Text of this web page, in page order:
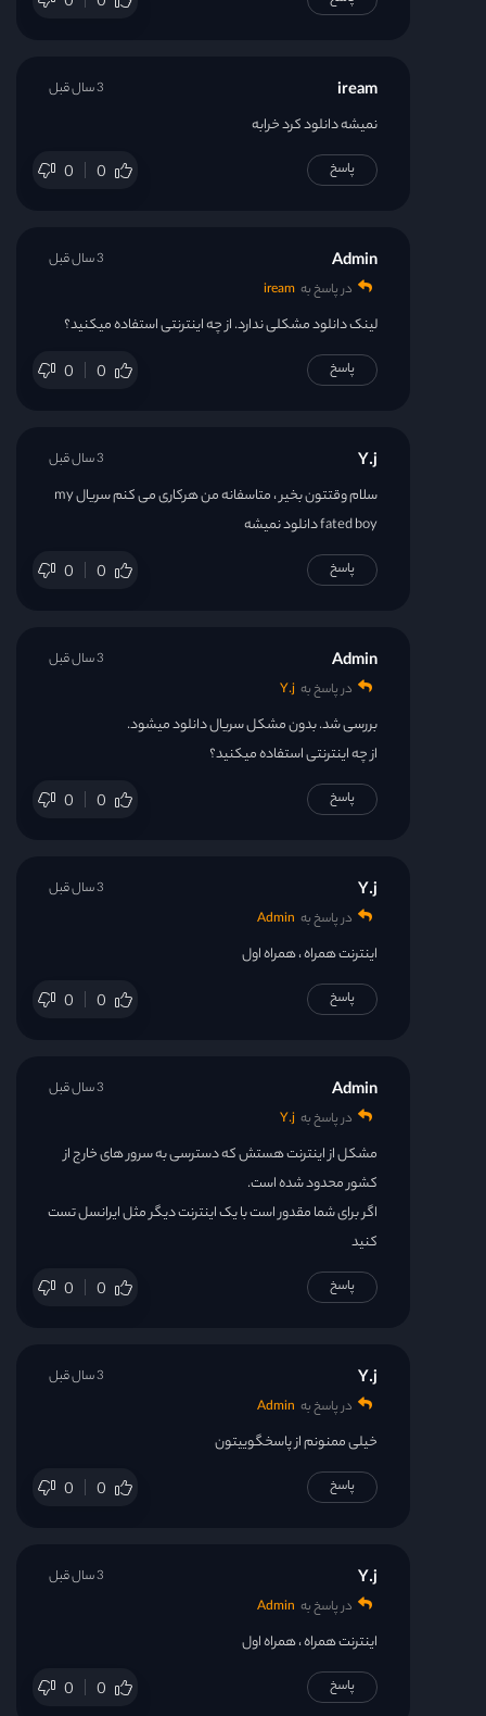
iream
نمیشه دانلود کرد خرابه
0 0
3 سال قبل
پاسخ
Admin
در پاسخ به iream
لینک دانلود مشکلی ندارد. از چه اینترنتی استفاده میکنید؟
0 0
3 سال قبل
پاسخ
Y.j
سلام وقتتون بخیر ، متاسفانه من هرکاری می کنم سریال my
fated boy دانلود نمیشه
0 0
3 سال قبل
پاسخ
Admin
در پاسخ به Y.j
بررسی شد. بدون مشکل سریال دانلود میشود.
از چه اینترنتی استفاده میکنید؟
0 0
3 سال قبل
پاسخ
Y.j
در پاسخ به Admin
اینترنت همراه ، همراه اول
0 0
3 سال قبل
پاسخ
Admin
در پاسخ به Y.j
مشکل از اینترنت هستش که دسترسی به سرور های خارج از
کشور محدود شده است.
اگر برای شما مقدور است با یک اینترنت دیگر مثل ایرانسل تست
کنید
0 0
3 سال قبل
پاسخ
Y.j
در پاسخ به Admin
خیلی ممنونم از پاسخگوییتون
0 0
3 سال قبل
پاسخ
Y.j
در پاسخ به Admin
اینترنت همراه ، همراه اول
0 0
3 سال قبل
پاسخ